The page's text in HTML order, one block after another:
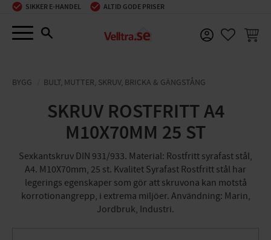
Menu
SIKKER E-HANDEL ALTID GODE PRISER
BYGG BULT, MUTTER, SKRUV, BRICKA & GÄNGSTÅNG
SKRUV ROSTFRITT A4
M10X70MM 25 ST
Sexkantskruv DIN 931/933. Material: Rostfritt syrafast stål,
A4. M10X70mm, 25 st. Kvalitet Syrafast Rostfritt stål har
legerings egenskaper som gör att skruvona kan motstå
korrotionangrepp, i extrema miljöer. Användning: Marin,
Jordbruk, Industri.